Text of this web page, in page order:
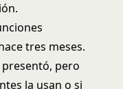
tres meses.
pero
la usan o si